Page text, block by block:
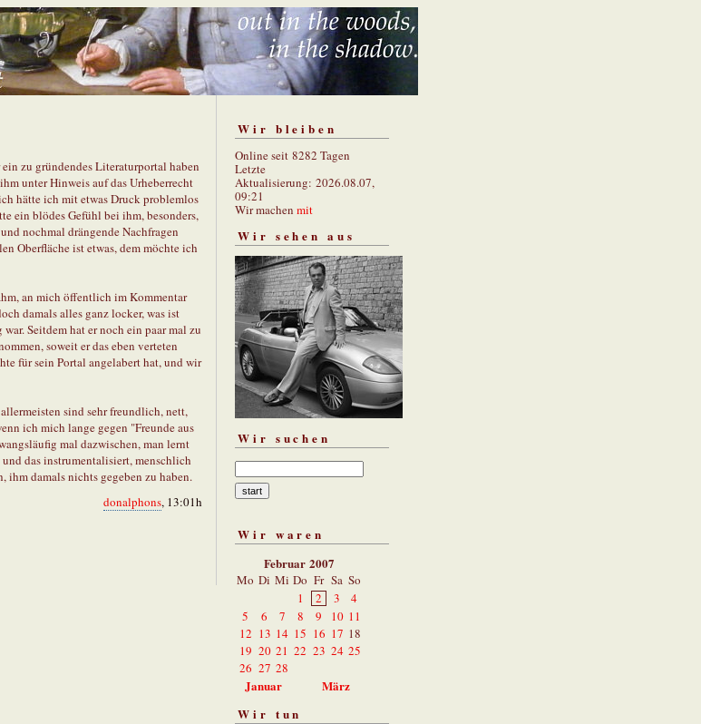
zu gründendes Literaturportal haben
unter Hinweis auf das Urheberrecht
hätte ich mit etwas Druck problemlos
ein blödes Gefühl bei ihm, besonders,
nochmal drängende Nachfragen
Oberfläche ist etwas, dem möchte ich
an mich öffentlich im Kommentar
damals alles ganz locker, was ist
Seitdem hat er noch ein paar mal zu
soweit er das eben verteten
für sein Portal angelabert hat, und wir
sind sehr freundlich, nett,
ich mich lange gegen "Freunde aus
mal dazwischen, man lernt
das instrumentalisiert, menschlich
damals nichts gegeben zu haben.
donalphons, 13:01h
Wir bleiben
Online seit 8282 Tagen
Letzte
Aktualisierung: 2026.08.07,
09:21
Wir machen mit
Wir sehen aus
Wir suchen
Wir waren
Februar 2007
Mo Di Mi Do Fr Sa So
1
2 3
4
5
6 7 8 9 10 11
12 13 14 15 16 17 18
19 20 21 22 23 24 25
26 27 28
Januar
März
Wir tun